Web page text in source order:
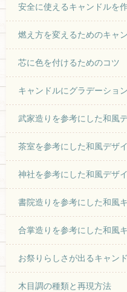
安全に使えるキャンドルを
燃え方を変えるためのキャ
芯に色を付けるためのコツ
キャンドルにグラデーショ
武家造りを参考にした和風
茶室を参考にした和風デザ
神社を参考にした和風デザ
書院造りを参考にした和風
合掌造りを参考にした和風
お祭りらしさが出るキャン
木目調の種類と再現方法